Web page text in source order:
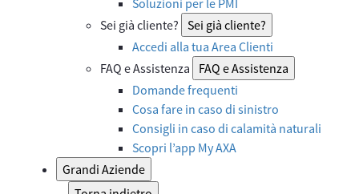
Sei già cliente? Sei già cliente?
Accedi alla tua Area Clienti
FAQ e Assistenza
FAQ e Assistenza
Domande frequenti
Cosa fare in caso di sinistro
Consigli in caso di calamità naturali
Scopri l’app My AXA
Grandi Aziende